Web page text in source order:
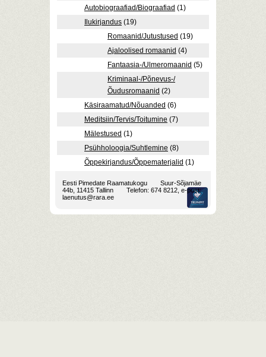
Autobiograafiad/Biograafiad (1)
Ilukirjandus (19)
Romaanid/Jutustused (19)
Ajaloolised romaanid (4)
Fantaasia-/Ulmeromaanid (5)
Kriminaal-/Põnevus-/
Õudusromaanid (2)
Käsiraamatud/Nõuanded (6)
Meditsiin/Tervis/Toitumine (7)
Mälestused (1)
Psühholoogia/Suhtlemine (8)
Õppekirjandus/Õppematerjalid (1)
Eesti Pimedate Raamatukogu
Suur-Sõjamäe
44b, 11415 Tallinn
Telefon: 674 8212, e-post:
laenutus@rara.ee